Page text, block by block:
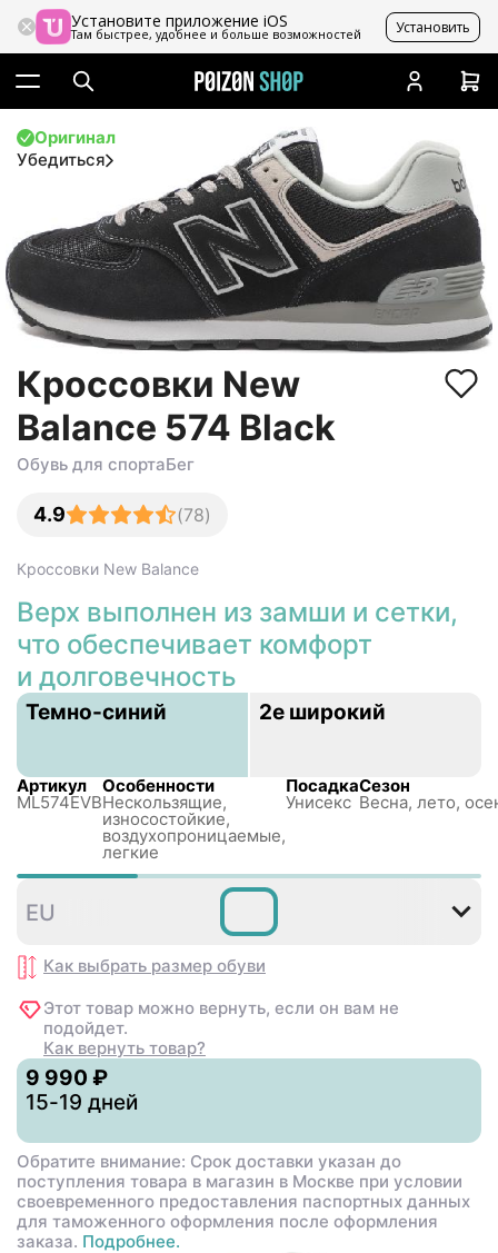
Установите приложение iOS
Там быстрее, удобнее и больше возможностей Установить
Оригинал
Убедиться
Кроссовки New
Balance 574 Black
Обувь для спортаБег
4.9 (78)
Кроссовки New Balance
Верх выполнен из замши и сетки,
что обеспечивает комфорт
и долговечность
Темно-синий 2e широкий
Артикул
ML574EVB
Особенности
Нескользящиe,
износостойкие,
воздухопроницаемые,
легкие
Посадка
Унисекс
Сезон
Весна, лето,
,5
EU
Как выбрать размер обуви
Этот товар можно вернуть, если он вам не
подойдет.
Как вернуть товар?
9 990 ₽
15-19 дней
Обратите внимание: Срок доставки указан до
поступления товара в магазин в Москве при условии
своевременного предоставления паспортных данных
для таможенного оформления после оформления
заказа. Подробнее.